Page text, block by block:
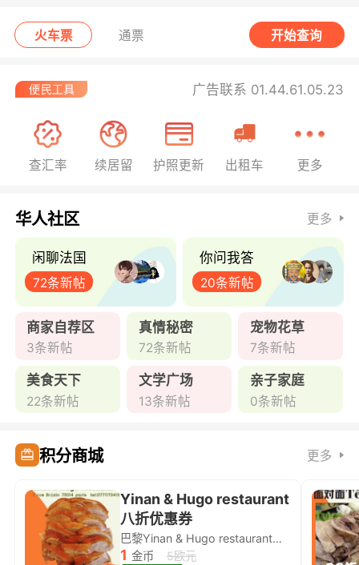
火车票 通票 开始查询
广告联系 01.44.61.05.23
查汇率 续居留 护照更新 出租车 更多
华人社区 更多
闲聊法国
72条新帖
你问我答
20条新帖
商家自荐区
3条新帖
真情秘密
72条新帖
宠物花草
7条新帖
美食天下
22条新帖
文学广场
13条新帖
亲子家庭
0条新帖
积分商城 更多
Yinan & Hugo restaurant
八折优惠券
巴黎Yinan & Hugo restaurant除简餐类全场8折
1 金币
5欧元